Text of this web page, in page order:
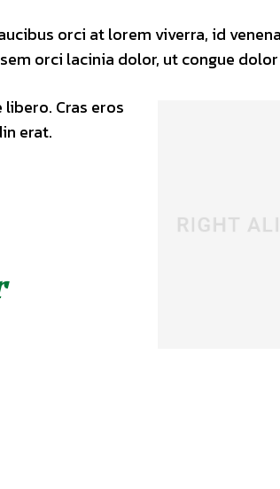
orci at lorem viverra, id
orci lacinia dolor, ut congue
Cras eros
erat.